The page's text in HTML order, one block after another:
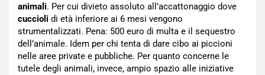
animali. Per cui divieto assoluto all’accattonaggio dove
cuccioli di età inferiore ai 6 mesi vengono
strumentalizzati. Pena: 500 euro di multa e il sequestro
dell’animale. Idem per chi tenta di dare cibo ai piccioni
nelle aree private e pubbliche. Per quanto concerne le
tutele degli animali, invece, ampio spazio alle iniziative